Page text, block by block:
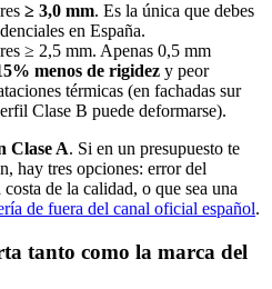
≥ 3,0 mm. Es la única que debes
en España.
≥ 2,5 mm. Apenas 0,5 mm
menos de rigidez y peor
térmicas (en fachadas sur
Clase B puede deformarse).
Clase A. Si en un presupuesto te
hay tres opciones: error del
de la calidad, o que sea una
de fuera del canal oficial español.
tanto como la marca del